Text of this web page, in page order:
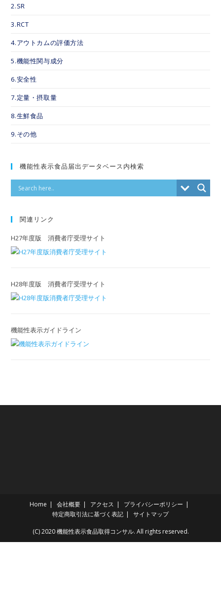
2.SR
3.RCT
4.アウトカムの評価方法
5.機能性関与成分
6.安全性
7.定量・摂取量
8.生鮮食品
9.その他
機能性表示食品届出データベース内検索
関連リンク
H27年度版 消費者庁受理サイト
H28年度版 消費者庁受理サイト
機能性表示ガイドライン
Home 会社概要 アクセス
プライバシーポリシー
特定商取引法に基づく表記
サイトマップ
(C) 2020 機能性表示食品取得コンサル. All rights reserved.